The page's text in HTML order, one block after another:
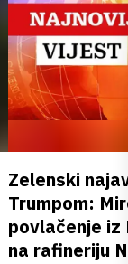
Zelenski
Trumpom:
povlačenje iz
na rafineriju